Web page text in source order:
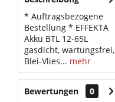
* Auftragsbezogene
Bestellung * EFFEKTA
Akku BTL 12-65L
gasdicht, wartungsfrei,
Blei-Vlies... mehr
Bewertungen
0